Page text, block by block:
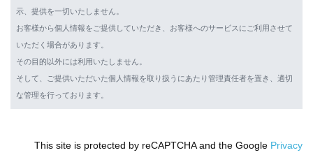
示、提供を一切いたしません。
お客様から個人情報をご提供していただき、お客様へのサービスにご利用させて
いただく場合があります。
その目的以外には利用いたしません。
そして、ご提供いただいた個人情報を取り扱うにあたり管理責任者を置き、適切
な管理を行っております。
This site is protected by reCAPTCHA and the Google Privacy